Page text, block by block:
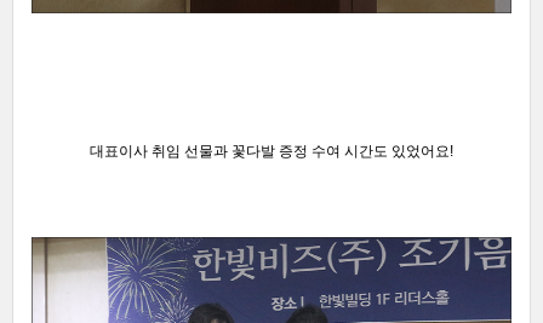
대표이사 취임 선물과 꽃다발 증정 수여 시간도 있었어요!